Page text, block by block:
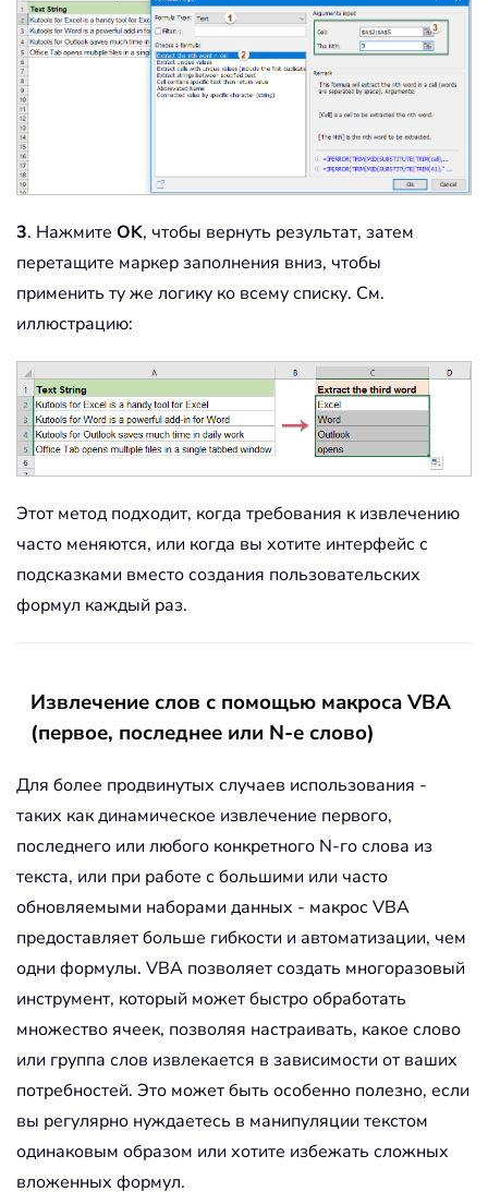
3. Нажмите OK, чтобы вернуть результат, затем
перетащите маркер заполнения вниз, чтобы
применить ту же логику ко всему списку. См.
иллюстрацию:
Этот метод подходит, когда требования к извлечению
часто меняются, или когда вы хотите интерфейс с
подсказками вместо создания пользовательских
формул каждый раз.
Извлечение слов с помощью макроса VBA
(первое, последнее или N-е слово)
Для более продвинутых случаев использования -
таких как динамическое извлечение первого,
последнего или любого конкретного N-го слова из
текста, или при работе с большими или часто
обновляемыми наборами данных - макрос VBA
предоставляет больше гибкости и автоматизации, чем
одни формулы. VBA позволяет создать многоразовый
инструмент, который может быстро обработать
множество ячеек, позволяя настраивать, какое слово
или группа слов извлекается в зависимости от ваших
потребностей. Это может быть особенно полезно, если
вы регулярно нуждаетесь в манипуляции текстом
одинаковым образом или хотите избежать сложных
вложенных формул.